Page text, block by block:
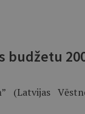
budžetu
(Latvijas